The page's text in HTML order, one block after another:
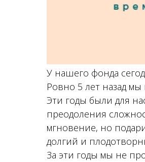
У нашего фонда
Ровно 5 лет назад
Эти годы были для
преодоления
мгновение, но
долгий и
За эти годы мы не